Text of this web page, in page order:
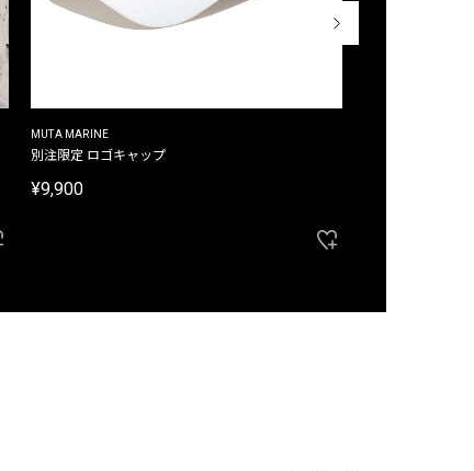
MUTA MARINE
別注限定 ロゴキャップ
¥9,900